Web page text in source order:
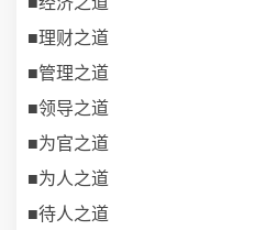
■理财之道
■管理之道
■领导之道
■为官之道
■为人之道
■待人之道